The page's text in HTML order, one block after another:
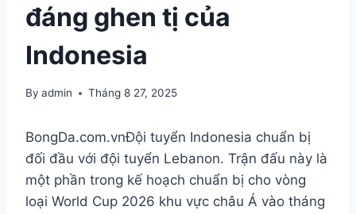
đáng ghen tị của
Indonesia
By admin Tháng 8 27, 2025
BongDa.com.vnĐội tuyển Indonesia chuẩn bị
đối đầu với đội tuyển Lebanon. Trận đấu này là
một phần trong kế hoạch chuẩn bị cho vòng
loại World Cup 2026 khu vực châu Á vào tháng